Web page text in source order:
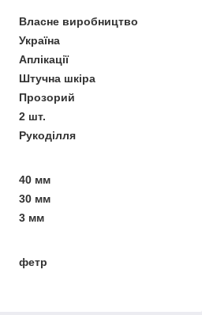
Власне виробництво
Україна
Аплікації
Штучна шкіра
Прозорий
2 шт.
Рукоділля
40 мм
30 мм
3 мм
фетр